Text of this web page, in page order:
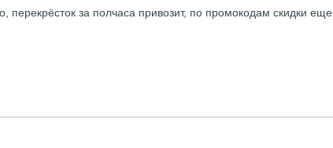
перекрёсток за полчаса привозит, по промокодам скидки еще.